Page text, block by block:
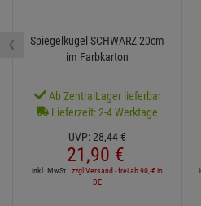
Spiegelkugel SCHWARZ 20cm
im Farbkarton
Ab ZentralLager lieferbar
Lieferzeit: 2-4 Werktage
UVP:28,44€
21,90 €
inkl. MwSt. zzgl Versand - frei ab 90,-€ in
DE
‹